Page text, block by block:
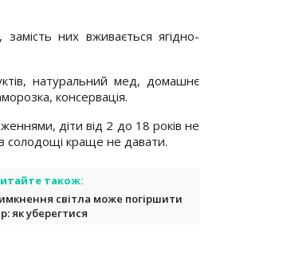
них вживається ягідно-
натуральний мед, домашнє
консервація.
діти від 2 до 18 років не
солодощі краще не давати.
також:
світла може погіршити
як уберегтися